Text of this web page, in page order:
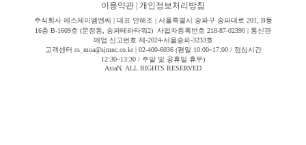
이용약관 개인정보처리방침
주식회사 에스제이엠엔씨 | 대표 안해조 | 서울특별시 송파구 송파대로 201, B동
16층 B-1609호 (문정동, 송파테라타워2) 사업자등록번호 218-87-02390 | 통신판
매업 신고번호 제-2024-서울송파-3233호
고객센터 cs_moa@sjmnc.co.kr | 02-400-6036 (평일 10:00~17:00 / 점심시간
12:30~13:30 / 주말 및 공휴일 휴무)
AsiaN. ALL RIGHTS RESERVED